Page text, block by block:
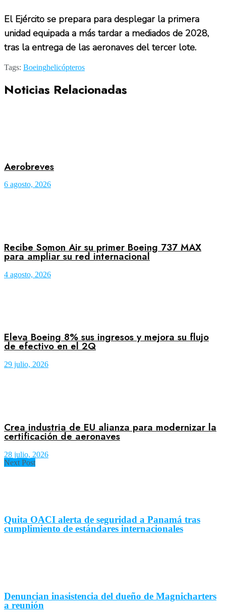
El Ejército se prepara para desplegar la primera
unidad equipada a más tardar a mediados de 2028,
tras la entrega de las aeronaves del tercer lote.
Tags: Boeinghelicópteros
Noticias Relacionadas
Aerobreves
6 agosto, 2026
Recibe Somon Air su primer Boeing 737 MAX
para ampliar su red internacional
4 agosto, 2026
Eleva Boeing 8% sus ingresos y mejora su flujo
de efectivo en el 2Q
29 julio, 2026
Crea industria de EU alianza para modernizar la
certificación de aeronaves
28 julio, 2026
Next Post
Quita OACI alerta de seguridad a Panamá tras
cumplimiento de estándares internacionales
Denuncian inasistencia del dueño de Magnicharters
a reunión